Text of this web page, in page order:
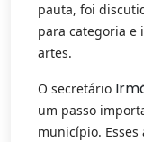
pauta, foi
para categoria e
artes.
O secretário
um passo
município.